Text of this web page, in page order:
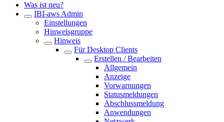
Was ist neu?
IBI-aws Admin
Einstellungen
Hinweisgruppe
Hinweis
Für Desktop Clients
Erstellen / Bearbeiten
Allgemein
Anzeige
Vorwarnungen
Statusmeldungen
Abschlussmeldung
Anwendungen